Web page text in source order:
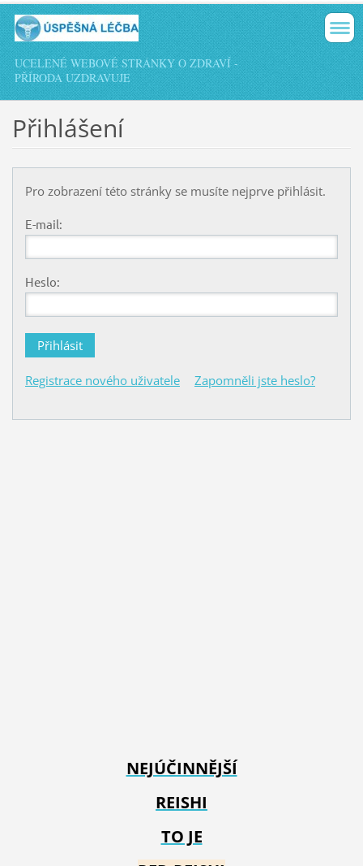
UCELENÉ WEBOVÉ STRÁNKY O ZDRAVÍ -
PŘÍRODA UZDRAVUJE
Přihlášení
Pro zobrazení této stránky se musíte nejprve přihlásit.
E-mail:
Heslo:
Registrace nového uživatele Zapomněli jste heslo?
NEJÚČINNĚJŠÍ
REISHI
TO JE